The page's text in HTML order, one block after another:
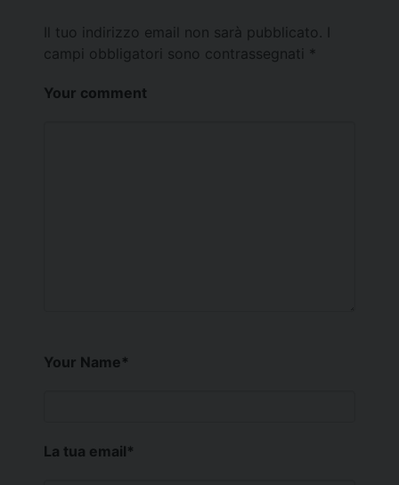
Il tuo indirizzo email non sarà pubblicato.
campi obbligatori sono contrassegnati *
Your comment
Your Name*
La tua email*